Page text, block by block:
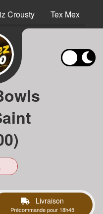
Crousty Tex Mex
Livraison
Précommande pour 18h45